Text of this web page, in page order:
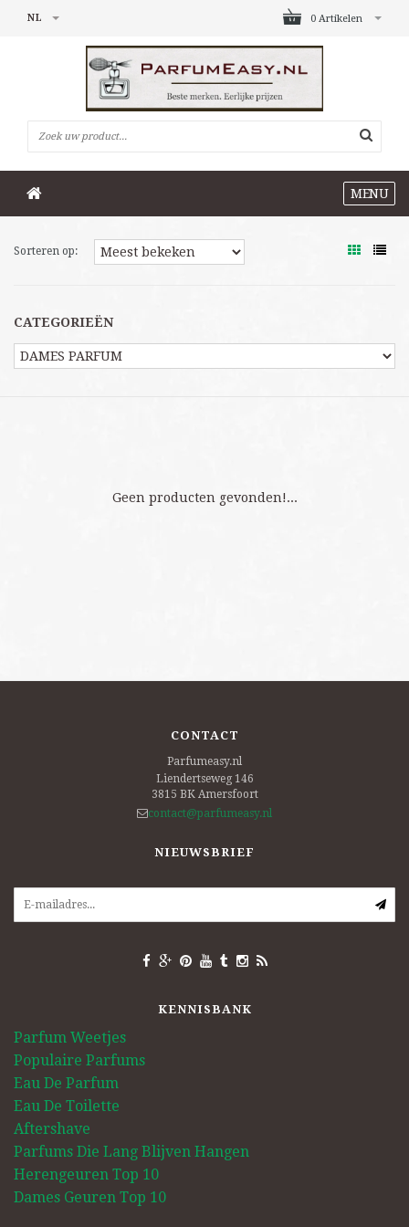
0 Artikelen
NL
MENU
Sorteren op:
CATEGORIEËN
Geen producten gevonden!...
CONTACT
Parfumeasy.nl
Liendertseweg 146
3815 BK Amersfoort
contact@parfumeasy.nl
NIEUWSBRIEF
KENNISBANK
Parfum Weetjes
Populaire Parfums
Eau De Parfum
Eau De Toilette
Aftershave
Parfums Die Lang Blijven Hangen
Herengeuren Top 10
Dames Geuren Top 10